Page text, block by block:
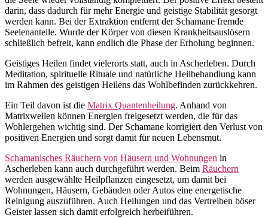
darin, dass dadurch für mehr Energie und geistige Stabilität gesorgt
werden kann. Bei der Extraktion entfernt der Schamane fremde
Seelenanteile. Wurde der Körper von diesen Krankheitsauslösern
schließlich befreit, kann endlich die Phase der Erholung beginnen.
Geistiges Heilen findet vielerorts statt, auch in Ascherleben. Durch
Meditation, spirituelle Rituale und natürliche Heilbehandlung kann
im Rahmen des geistigen Heilens das Wohlbefinden zurückkehren.
Ein Teil davon ist die Matrix Quantenheilung. Anhand von
Matrixwellen können Energien freigesetzt werden, die für das
Wohlergehen wichtig sind. Der Schamane korrigiert den Verlust von
positiven Energien und sorgt damit für neuen Lebensmut.
Schamanisches Räuchern von Häusern und Wohnungen in
Ascherleben kann auch durchgeführt werden. Beim Räuchern
werden ausgewählte Heilpflanzen eingesetzt, um damit bei
Wohnungen, Häusern, Gebäuden oder Autos eine energetische
Reinigung auszuführen. Auch Heilungen und das Vertreiben böser
Geister lassen sich damit erfolgreich herbeiführen.